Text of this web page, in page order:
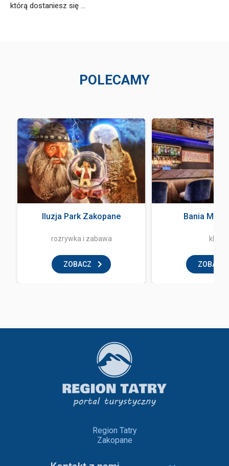
którą dostaniesz się ...
POLECAMY
Iluzja Park Zakopane
rozrywka i zabawa
ZOBACZ
Bania
klub
ZOBACZ
Region Tatry
Zakopane